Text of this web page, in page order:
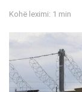
Kohë leximi: 1 min